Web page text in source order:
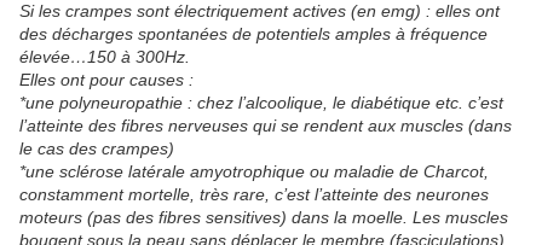
Si les crampes sont électriquement actives (en emg) : elles ont
des décharges spontanées de potentiels amples à fréquence
élevée…150 à 300Hz.
Elles ont pour causes :
*une polyneuropathie : chez l’alcoolique, le diabétique etc. c’est
l’atteinte des fibres nerveuses qui se rendent aux muscles (dans
le cas des crampes)
*une sclérose latérale amyotrophique ou maladie de Charcot,
constamment mortelle, très rare, c’est l’atteinte des neurones
moteurs (pas des fibres sensitives) dans la moelle. Les muscles
bougent sous la peau sans déplacer le membre (fasciculations).